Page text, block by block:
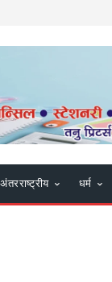
अंतरराष्ट्रीय धर्म